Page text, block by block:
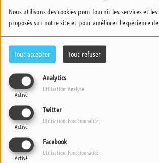
Nous utilisons des cookies pour fournir les services et
proposés sur notre site et pour améliorer l'expérience
Tout accepter Tout refuser
Analytics
Activé
Utilisation: Analyse
Twitter
Activé
Utilisation: Fonctionnalité
Facebook
Activé
Utilisation: Fonctionnalité
ÉCOUTER LE PODCAST